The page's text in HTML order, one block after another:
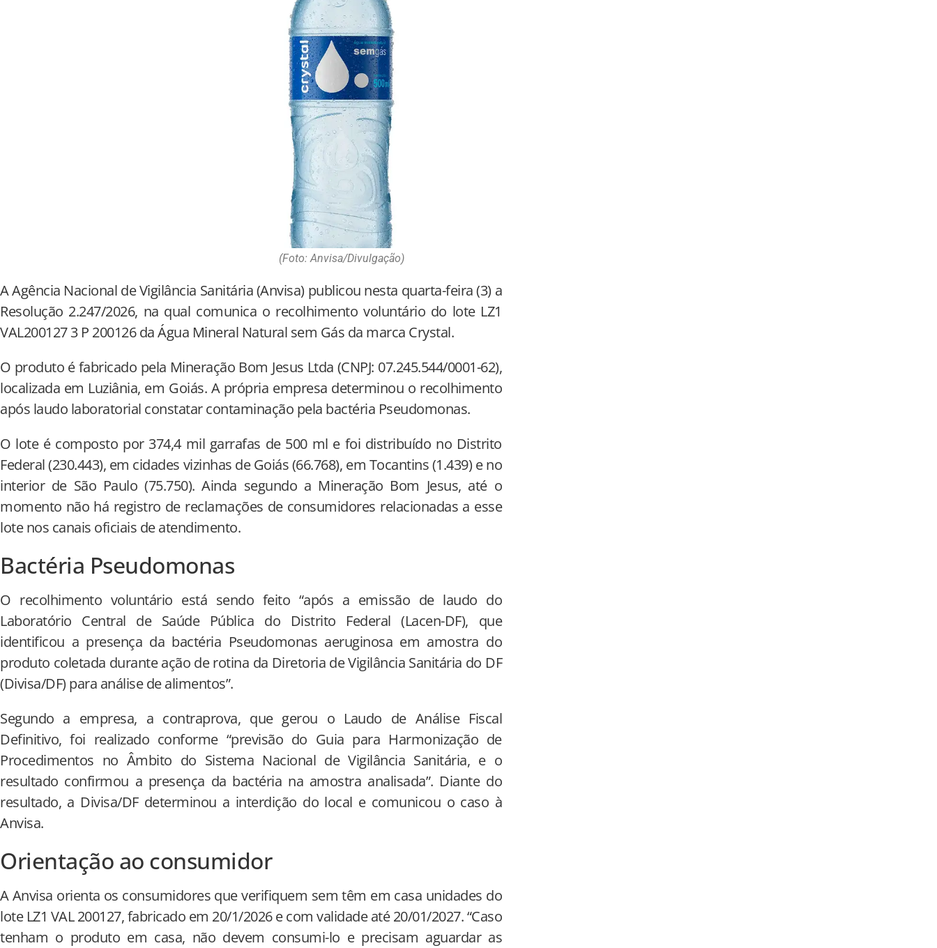
(Foto: Anvisa/Divulgação)
A Agência Nacional de Vigilância Sanitária (Anvisa) publicou nesta quarta-feira (3) a
Resolução 2.247/2026, na qual comunica o recolhimento voluntário do lote LZ1
VAL200127 3 P 200126 da Água Mineral Natural sem Gás da marca Crystal.
O produto é fabricado pela Mineração Bom Jesus Ltda (CNPJ: 07.245.544/0001-62),
localizada em Luziânia, em Goiás. A própria empresa determinou o recolhimento
após laudo laboratorial constatar contaminação pela bactéria Pseudomonas.
O lote é composto por 374,4 mil garrafas de 500 ml e foi distribuído no Distrito
Federal (230.443), em cidades vizinhas de Goiás (66.768), em Tocantins (1.439) e no
interior de São Paulo (75.750). Ainda segundo a Mineração Bom Jesus, até o
momento não há registro de reclamações de consumidores relacionadas a esse
lote nos canais oficiais de atendimento.
Bactéria Pseudomonas
O recolhimento voluntário está sendo feito “após a emissão de laudo do
Laboratório Central de Saúde Pública do Distrito Federal (Lacen-DF), que
identificou a presença da bactéria Pseudomonas aeruginosa em amostra do
produto coletada durante ação de rotina da Diretoria de Vigilância Sanitária do DF
(Divisa/DF) para análise de alimentos”.
Segundo a empresa, a contraprova, que gerou o Laudo de Análise Fiscal
Definitivo, foi realizado conforme “previsão do Guia para Harmonização de
Procedimentos no Âmbito do Sistema Nacional de Vigilância Sanitária, e o
resultado confirmou a presença da bactéria na amostra analisada”. Diante do
resultado, a Divisa/DF determinou a interdição do local e comunicou o caso à
Anvisa.
Orientação ao consumidor
A Anvisa orienta os consumidores que verifiquem sem têm em casa unidades do
lote LZ1 VAL 200127, fabricado em 20/1/2026 e com validade até 20/01/2027. “Caso
tenham o produto em casa, não devem consumi-lo e precisam aguardar as